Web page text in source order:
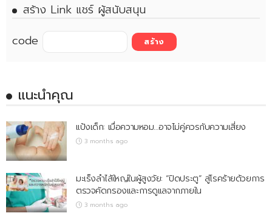
สร้าง Link แชร์ ผู้สนับสนุน
code
แนะนำคุณ
แป้งเด็ก: เมื่อความหอม…อาจไม่คู่ควรกับความเสี่ยง
3 months ago
มะเร็งลำไส้ใหญ่ในผู้สูงวัย: “ปิดประตู” สู่โรคร้ายด้วยการ
ตรวจคัดกรองและการดูแลจากภายใน
3 months ago